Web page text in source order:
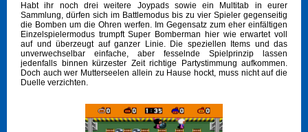
Habt ihr noch drei weitere Joypads sowie ein Multitab in eurer
Sammlung, dürfen sich im Battlemodus bis zu vier Spieler gegenseitig
die Bomben um die Ohren werfen. Im Gegensatz zum eher einfältigen
Einzelspielermodus trumpft Super Bomberman hier wie erwartet voll
auf und überzeugt auf ganzer Linie. Die speziellen Items und das
unverwechselbar einfache, aber fesselnde Spielprinzip lassen
jedenfalls binnen kürzester Zeit richtige Partystimmung aufkommen.
Doch auch wer Mutterseelen allein zu Hause hockt, muss nicht auf die
Duelle verzichten.